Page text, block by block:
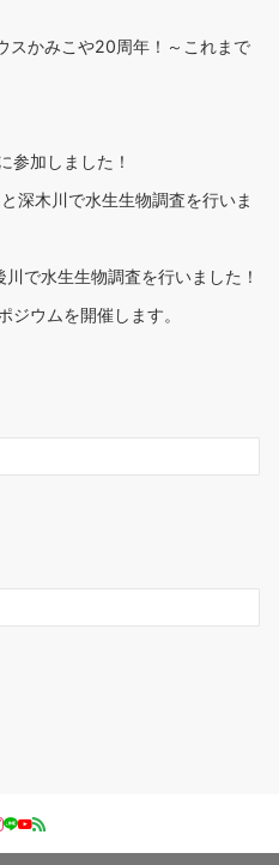
かみこや20周年！～これまで
参加しました！
深木川で水生生物調査を行いま
で水生生物調査を行いました！
ジウムを開催します。